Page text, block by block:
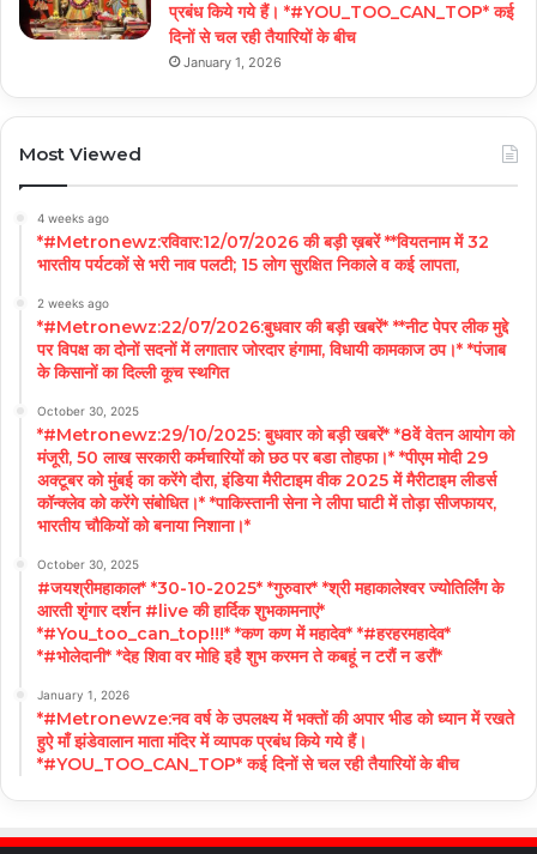
प्रबंध किये गये हैं। *#YOU_TOO_CAN_TOP* कई
दिनों से चल रही तैयारियों के बीच
January 1, 2026
Most Viewed
4 weeks ago
*#Metronewz:रविवार:12/07/2026 की बड़ी ख़बरें **वियतनाम में 32
भारतीय पर्यटकों से भरी नाव पलटी; 15 लोग सुरक्षित निकाले व कई लापता,
2 weeks ago
*#Metronewz:22/07/2026:बुधवार की बड़ी खबरें* **नीट पेपर लीक मुद्दे
पर विपक्ष का दोनों सदनों में लगातार जोरदार हंगामा, विधायी कामकाज ठप।* *पंजाब
के किसानों का दिल्ली कूच स्थगित
October 30, 2025
*#Metronewz:29/10/2025: बुधवार को बड़ी खबरें* *8वें वेतन आयोग को
मंजूरी, 50 लाख सरकारी कर्मचारियों को छठ पर बडा तोहफा।* *पीएम मोदी 29
अक्टूबर को मुंबई का करेंगे दौरा, इंडिया मैरीटाइम वीक 2025 में मैरीटाइम लीडर्स
कॉन्क्लेव को करेंगे संबोधित।* *पाकिस्तानी सेना ने लीपा घाटी में तोड़ा सीजफायर,
भारतीय चौकियों को बनाया निशाना।*
October 30, 2025
#जयश्रीमहाकाल* *30-10-2025* *गुरुवार* *श्री महाकालेश्वर ज्योतिर्लिंग के
आरती शृंगार दर्शन #live की हार्दिक शुभकामनाएं*
*#You_too_can_top!!!* *कण कण में महादेव* *#हरहरमहादेव*
*#भोलेदानी* *देह शिवा वर मोहि इहै शुभ करमन ते कबहूं न टरौं न डरौं*
January 1, 2026
*#Metronewze:नव वर्ष के उपलक्ष्य में भक्तों की अपार भीड को ध्यान में रखते
हुऐ माँ झंडेवालान माता मंदिर में व्यापक प्रबंध किये गये हैं।
*#YOU_TOO_CAN_TOP* कई दिनों से चल रही तैयारियों के बीच